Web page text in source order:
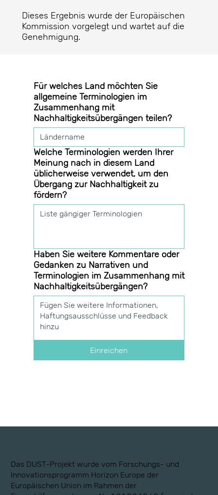
Dieses Ergebnis wurde der Europäischen
Kommission vorgelegt und wartet auf die
Genehmigung.
Für welches Land möchten Sie
allgemeine Terminologien im
Zusammenhang mit
Nachhaltigkeitsübergängen teilen?
Welche Terminologien werden Ihrer
Meinung nach in diesem Land
üblicherweise verwendet, um den
Übergang zur Nachhaltigkeit zu
fördern?
Haben Sie weitere Kommentare oder
Gedanken zu Narrativen und
Terminologien im Zusammenhang mit
Nachhaltigkeitsübergängen?
Einreichen
Das DUST-Projekt wurde vom Forschungs- und
Innovationsprogramm Horizon Europe der
Europäischen Union im Rahmen der